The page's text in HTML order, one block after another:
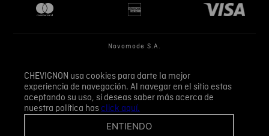
CHEVIGNON usa cookies para darte la mejor
experiencia de navegación. Al navegar en el sitio estas
aceptando su uso, si deseas saber más acerca de
nuestra política hasclick aquí.
ENTIENDO
Novomode S.A.
Términos y condiciones
Políticas de privacidad
Tratamiento de datos personales
Dirección: Catalina Aldaz y Portugal, Quito, Ecuador Tel: +593 98 859 8982